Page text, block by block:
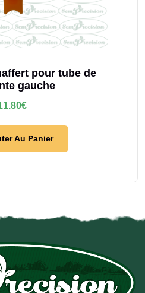
pour tube de
gauche
€
Au Panier